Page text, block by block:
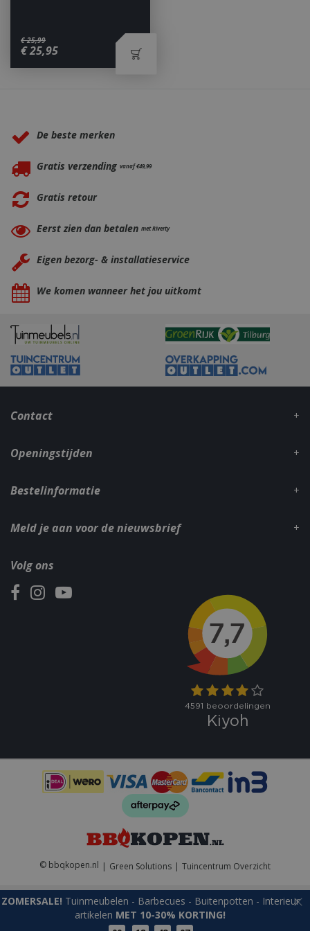
ZOMERSALE! Tuinmeubelen - Barbecues - Buitenpotten - Interieur
artikelen MET 10-30% KORTING!
€ 25,99
€25,95
De beste merken
Gratis verzending vanaf €49,99
Gratis retour
Eerst zien dan betalen met Riverty
Eigen bezorg- & installatieservice
We komen wanneer het jou uitkomt
Contact
Volg ons
Openingstijden
Bestelinformatie
Meld je aan voor de nieuwsbrief
© bbqkopen.nl Green Solutions Tuincentrum Overzicht
_ga
_gid
Google LLC
.bbqkopen.nl
YouTube
.youtube.com
Aanbieder
Aanbieder/